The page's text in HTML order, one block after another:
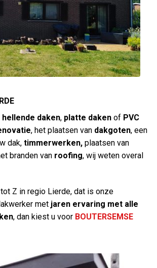
hellende daken, platte daken of PVC
, het plaatsen van dakgoten, een
dak, timmerwerken, plaatsen van
branden van roofing, wij weten overal
tot Z in regio Lierde, dat is onze
met jaren ervaring met alle
, dan kiest u voor BOUTERSEMSE